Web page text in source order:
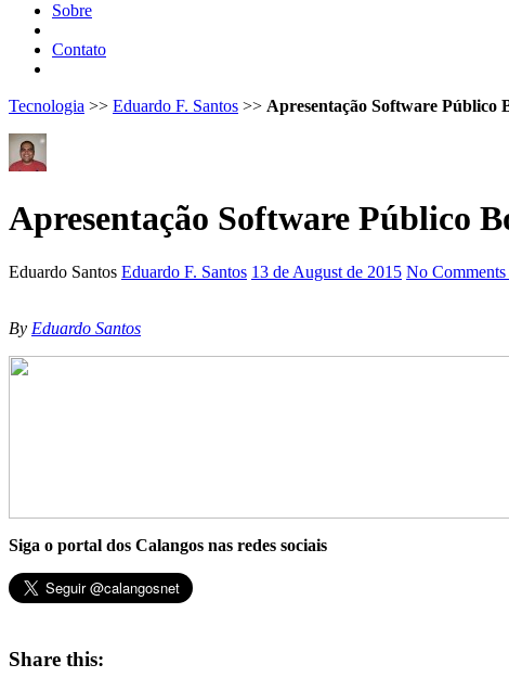
Sobre
Contato
Tecnologia >> Eduardo F. Santos >> Apresentação Software Público
Apresentação Software Público
Eduardo Santos Eduardo F. Santos 13 de August de 2015 No Comments
By Eduardo Santos
Siga o portal dos Calangos nas redes sociais
Share this: